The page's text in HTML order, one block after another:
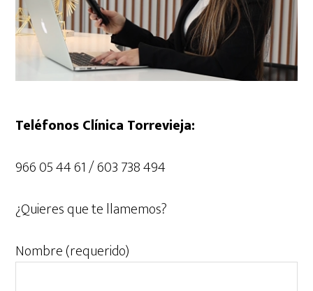
Teléfonos Clínica Torrevieja:
966 05 44 61 / 603 738 494
¿Quieres que te llamemos?
Nombre (requerido)